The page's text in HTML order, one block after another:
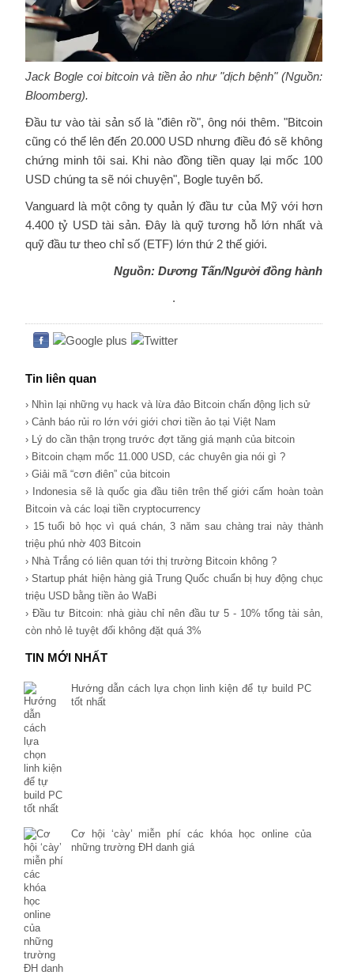
Jack Bogle coi bitcoin và tiền ảo như "dịch bệnh" (Nguồn:
Bloomberg).
Đầu tư vào tài sản số là "điên rồ", ông nói thêm. "Bitcoin
cũng có thể lên đến 20.000 USD nhưng điều đó sẽ không
chứng minh tôi sai. Khi nào đồng tiền quay lại mốc 100
USD chúng ta sẽ nói chuyện", Bogle tuyên bố.
Vanguard là một công ty quản lý đầu tư của Mỹ với hơn
4.400 tỷ USD tài sản. Đây là quỹ tương hỗ lớn nhất và
quỹ đầu tư theo chỉ số (ETF) lớn thứ 2 thế giới.
Nguồn: Dương Tấn/Người đồng hành
.
Tin liên quan
› Nhìn lại những vụ hack và lừa đảo Bitcoin chấn động lịch sử
› Cảnh báo rủi ro lớn với giới chơi tiền ảo tại Việt Nam
› Lý do cần thận trọng trước đợt tăng giá mạnh của bitcoin
› Bitcoin chạm mốc 11.000 USD, các chuyên gia nói gì ?
› Giải mã “cơn điên” của bitcoin
› Indonesia sẽ là quốc gia đầu tiên trên thế giới cấm hoàn toàn
Bitcoin và các loại tiền cryptocurrency
› 15 tuổi bỏ học vì quá chán, 3 năm sau chàng trai này thành
triệu phú nhờ 403 Bitcoin
› Nhà Trắng có liên quan tới thị trường Bitcoin không ?
› Startup phát hiện hàng giả Trung Quốc chuẩn bị huy động chục
triệu USD bằng tiền ảo WaBi
› Đầu tư Bitcoin: nhà giàu chỉ nên đầu tư 5 - 10% tổng tài sản,
còn nhỏ lẻ tuyệt đối không đặt quá 3%
TIN MỚI NHẤT
Hướng dẫn cách lựa chọn linh kiện để tự build PC
tốt nhất
Cơ hội ‘cày’ miễn phí các khóa học online của
những trường ĐH danh giá